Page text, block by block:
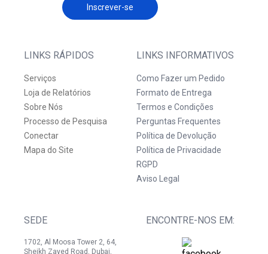
LINKS RÁPIDOS
Serviços
Loja de Relatórios
Sobre Nós
Processo de Pesquisa
Conectar
Mapa do Site
LINKS INFORMATIVOS
Como Fazer um Pedido
Formato de Entrega
Termos e Condições
Perguntas Frequentes
Política de Devolução
Política de Privacidade
RGPD
Aviso Legal
SEDE
1702, Al Moosa Tower 2, 64,
Sheikh Zayed Road, Dubai,
ENCONTRE-NOS EM:
Inscrever-se